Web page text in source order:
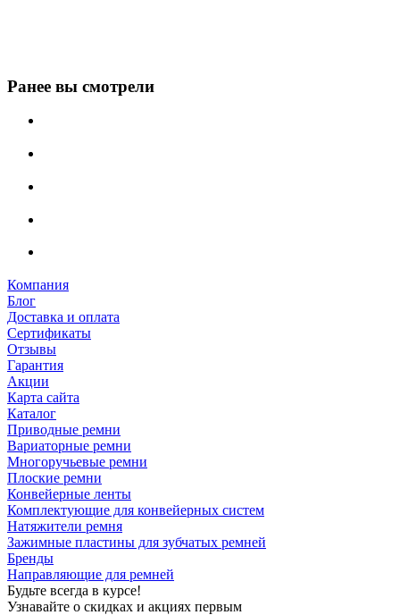
Ранее вы смотрели
Компания
Блог
Доставка и оплата
Сертификаты
Отзывы
Гарантия
Акции
Карта сайта
Каталог
Приводные ремни
Вариаторные ремни
Многоручьевые ремни
Плоские ремни
Конвейерные ленты
Комплектующие для конвейерных систем
Натяжители ремня
Зажимные пластины для зубчатых ремней
Бренды
Направляющие для ремней
Будьте всегда в курсе!
Узнавайте о скидках и акциях первым